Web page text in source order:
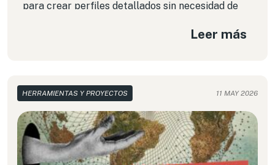
para crear perfiles detallados sin necesidad de
datos sensibles de las personas usuarias,
silenciosa y las medidas de protección digital
necesarias para mitigar su impacto.
Leer más
HERRAMIENTAS Y PROYECTOS 11 MAY 2026